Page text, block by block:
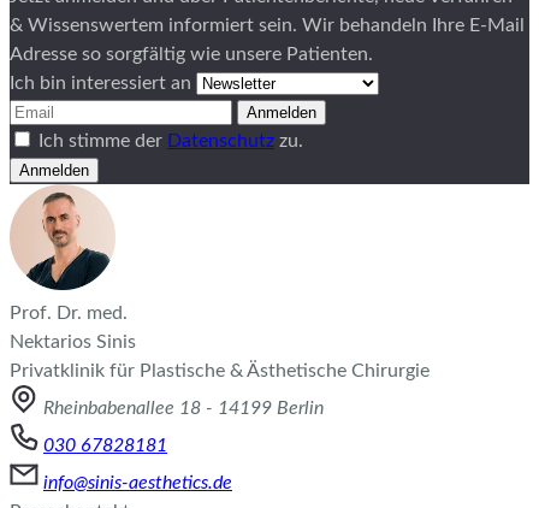
& Wissenswertem informiert sein. Wir behandeln Ihre E-Mail
Adresse so sorgfältig wie unsere Patienten.
Ich bin interessiert an
Anmelden
Ich stimme der Datenschutz zu.
Anmelden
Prof. Dr. med.
Nektarios Sinis
Privatklinik für Plastische & Ästhetische Chirurgie
Rheinbabenallee 18 - 14199 Berlin
030 67828181
info@sinis-aesthetics.de